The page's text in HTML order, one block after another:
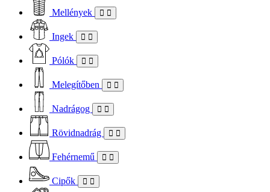
Mellények
Ingek
Pólók
Melegítőben
Nadrágog
Rövidnadrág
Fehérnemű
Cipők